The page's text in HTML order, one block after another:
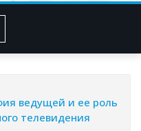
ведущей и ее роль
телевидения